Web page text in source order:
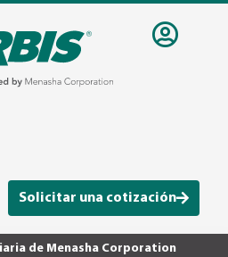
Solicitar una cotización
de Menasha Corporation